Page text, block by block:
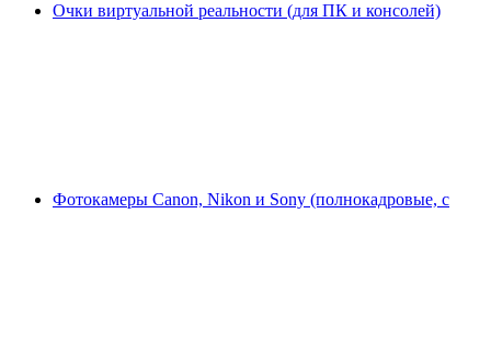
Очки виртуальной реальности (для ПК и консолей)
Фотокамеры Canon, Nikon и Sony (полнокадровые, с